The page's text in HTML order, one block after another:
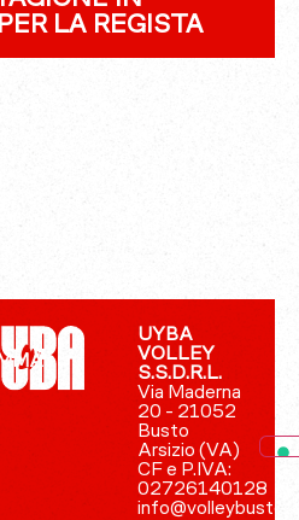
LA REGISTA
UYBA
VOLLEY
S.S.D.R.L.
Via Maderna
20 - 21052
Busto
Arsizio (VA)
CF e P.IVA:
02726140128